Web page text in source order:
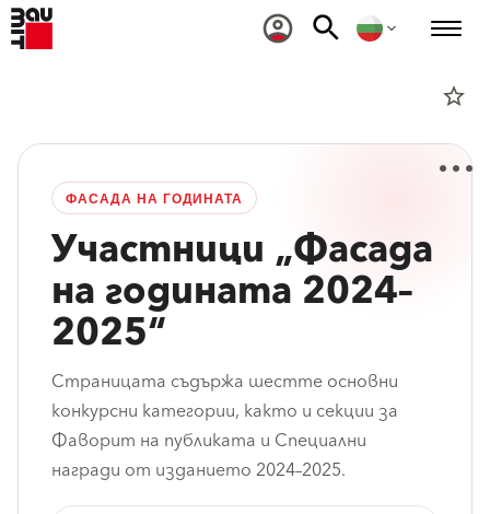
star_border
ФАСАДА НА ГОДИНАТА
Участници „Фасада
на годината 2024–
2025“
Страницата съдържа шестте основни
конкурсни категории, както и секции за
Фаворит на публиката и Специални
награди от изданието 2024–2025.